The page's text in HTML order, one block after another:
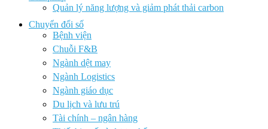
Quản lý năng lượng và giảm phát thải carbon
Chuyển đổi số
Bệnh viện
Chuỗi F&B
Ngành dệt may
Ngành Logistics
Ngành giáo dục
Du lịch và lưu trú
Tài chính – ngân hàng